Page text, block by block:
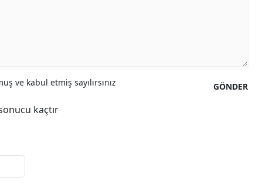
GÖNDER
ve kabul etmiş sayılırsınız
kaçtır